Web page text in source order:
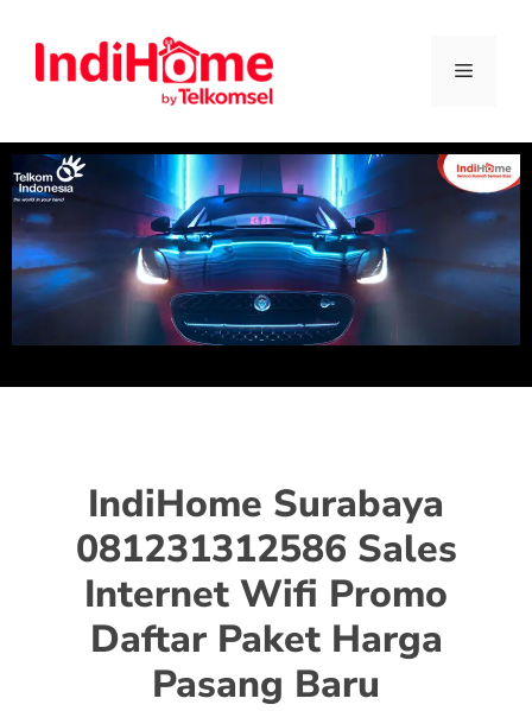
IndiHome Surabaya
081231312586 Sales
Internet Wifi Promo
Daftar Paket Harga
Pasang Baru